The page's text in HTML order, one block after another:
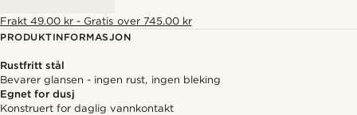
Frakt 49.00 kr - Gratis over 745.00 kr
PRODUKTINFORMASJON
Rustfritt stål
Bevarer glansen - ingen rust, ingen bleking
Egnet for dusj
Konstruert for daglig vannkontakt